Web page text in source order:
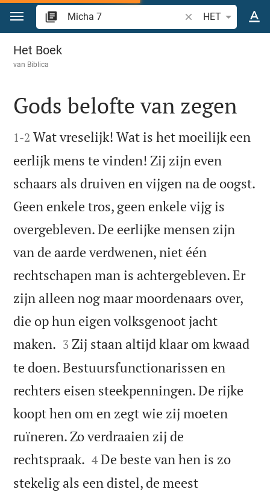
Spring naar inhoud
Zoek Bijbelvers of
HET
Micha 7
Het Boek
van Biblica

Gods belofte van zegen

1-2 Wat vreselijk! Wat is het moeilijk een
eerlijk mens te vinden! Zij zijn even
schaars als druiven en vijgen na de oogst.
Geen enkele tros, geen enkele vijg is
overgebleven. De eerlijke mensen zijn
van de aarde verdwenen, niet één
rechtschapen man is achtergebleven. Er
zijn alleen nog maar moordenaars over,
die op hun eigen volksgenoot jacht
maken. 

3 Zij staan altijd klaar om kwaad
te doen. Bestuursfunctionarissen en
rechters eisen steekpenningen. De rijke
koopt hen om en zegt wie zij moeten
ruïneren. Zo verdraaien zij de
rechtspraak. 

4 De beste van hen is zo
stekelig als een distel, de meest